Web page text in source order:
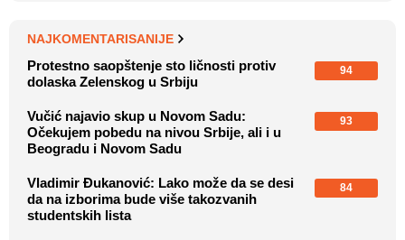
NAJKOMENTARISANIJE
Protestno saopštenje sto ličnosti protiv
dolaska Zelenskog u Srbiju
94
Vučić najavio skup u Novom Sadu:
Očekujem pobedu na nivou Srbije, ali i u
Beogradu i Novom Sadu
93
Vladimir Đukanović: Lako može da se desi
da na izborima bude više takozvanih
studentskih lista
84